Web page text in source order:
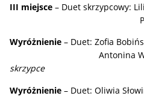
III miejsce – Duet skrzypcowy:
Paulina
Wyróżnienie – Duet: Zofia
Antonina
skrzypce
Wyróżnienie – Duet: Oliwia